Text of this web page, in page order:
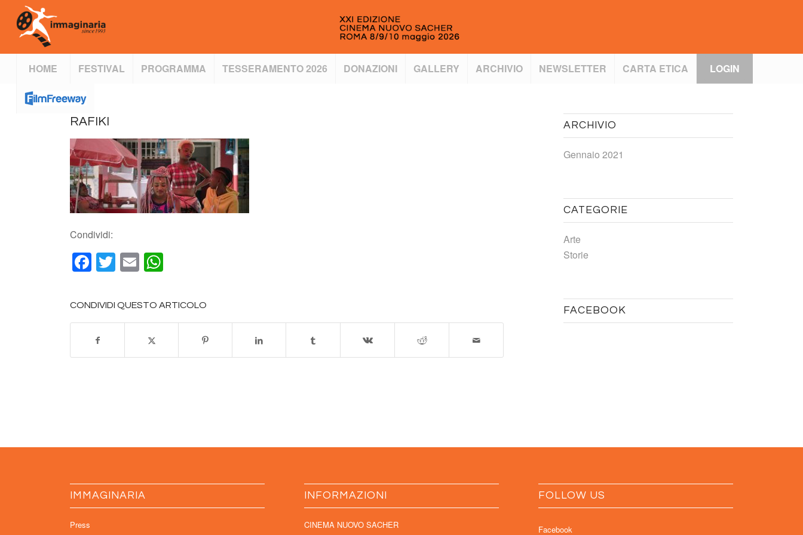
HOME FESTIVAL PROGRAMMA TESSERAMENTO 2026 DONAZIONI GALLERY ARCHIVIO NEWSLETTER CARTA ETICA LOGIN
RAFIKI
Condividi:
Facebook
Twitter
Email
CONDIVIDI QUESTO ARTICOLO
ARCHIVIO
Gennaio 2021
CATEGORIE
Arte
Storie
FACEBOOK
IMMAGINARIA
Press
INFORMAZIONI
CINEMA NUOVO SACHER
FOLLOW US
Facebook